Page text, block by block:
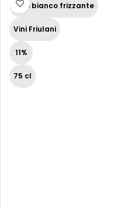
Vino bianco frizzante
Vini Friulani
11%
75 cl